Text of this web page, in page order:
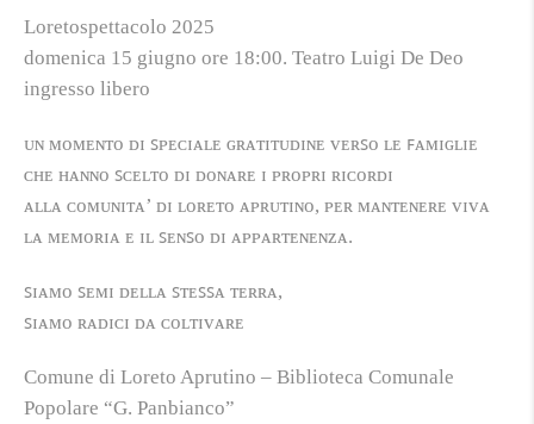
Loretospettacolo 2025
domenica 15 giugno ore 18:00. Teatro Luigi De Deo
ingresso libero
ᴜɴ ᴍᴏᴍᴇɴᴛᴏ ᴅɪ ꜱᴘᴇᴄɪᴀʟᴇ ɢʀᴀᴛɪᴛᴜᴅɪɴᴇ ᴠᴇʀꜱᴏ ʟᴇ ꜰᴀᴍɪɢʟɪᴇ
ᴄʜᴇ ʜᴀɴɴᴏ ꜱᴄᴇʟᴛᴏ ᴅɪ ᴅᴏɴᴀʀᴇ ɪ ᴘʀᴏᴘʀɪ ʀɪᴄᴏʀᴅɪ
ᴀʟʟᴀ ᴄᴏᴍᴜɴɪᴛᴀ’ ᴅɪ ʟᴏʀᴇᴛᴏ ᴀᴘʀᴜᴛɪɴᴏ, ᴘᴇʀ ᴍᴀɴᴛᴇɴᴇʀᴇ ᴠɪᴠᴀ
ʟᴀ ᴍᴇᴍᴏʀɪᴀ ᴇ ɪʟ ꜱᴇɴꜱᴏ ᴅɪ ᴀᴘᴘᴀʀᴛᴇɴᴇɴᴢᴀ.
ꜱɪᴀᴍᴏ ꜱᴇᴍɪ ᴅᴇʟʟᴀ ꜱᴛᴇꜱꜱᴀ ᴛᴇʀʀᴀ,
ꜱɪᴀᴍᴏ ʀᴀᴅɪᴄɪ ᴅᴀ ᴄᴏʟᴛɪᴠᴀʀᴇ
Comune di Loreto Aprutino – Biblioteca Comunale
Popolare “G. Panbianco”